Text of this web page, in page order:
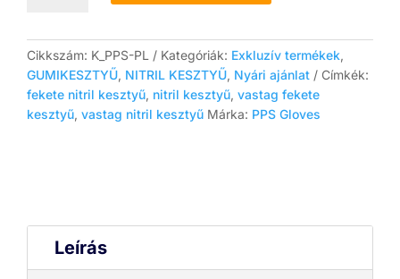
kesztyű
fekete
5,5
g
(vastagabb
Cikkszám: K_PPS-PL Kategóriák: Exkluzív termékek,
GUMIKESZTYŰ, NITRIL KESZTYŰ, Nyári ajánlat
Címkék:
fekete nitril kesztyű, nitril kesztyű, vastag fekete
kesztyű, vastag nitril kesztyű Márka: PPS Gloves
Leírás